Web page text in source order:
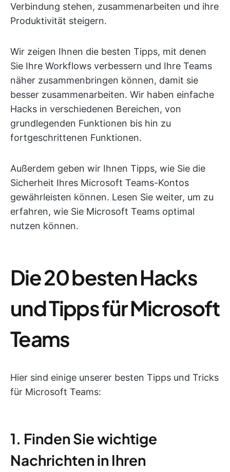
Verbindung stehen, zusammenarbeiten und ihre
Produktivität steigern.
Wir zeigen Ihnen die besten Tipps, mit denen
Sie Ihre Workflows verbessern und Ihre Teams
näher zusammenbringen können, damit sie
besser zusammenarbeiten. Wir haben einfache
Hacks in verschiedenen Bereichen, von
grundlegenden Funktionen bis hin zu
fortgeschrittenen Funktionen.
Außerdem geben wir Ihnen Tipps, wie Sie die
Sicherheit Ihres Microsoft Teams-Kontos
gewährleisten können. Lesen Sie weiter, um zu
erfahren, wie Sie Microsoft Teams optimal
nutzen können.
Die 20 besten Hacks
und Tipps für Microsoft
Teams
Hier sind einige unserer besten Tipps und Tricks
für Microsoft Teams:
1. Finden Sie wichtige
Nachrichten in Ihren